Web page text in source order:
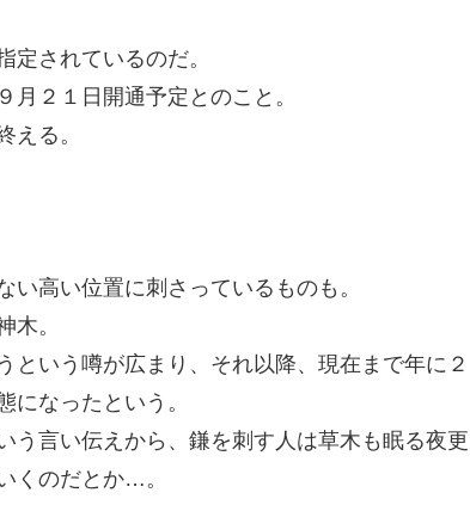
定されているのだ。
月２１日開通予定とのこと。
える。
高い位置に刺さっているものも。
木。
いう噂が広まり、それ以降、現在まで年に２
になったという。
う言い伝えから、鎌を刺す人は草木も眠る夜更
くのだとか…。